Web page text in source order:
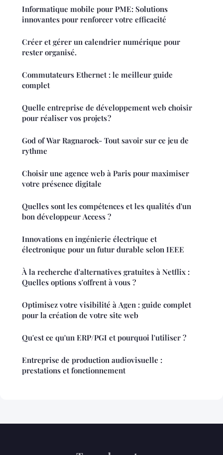
Informatique mobile pour PME: Solutions
innovantes pour renforcer votre efficacité
Créer et gérer un calendrier numérique pour
rester organisé.
Commutateurs Ethernet : le meilleur guide
complet
Quelle entreprise de développement web choisir
pour réaliser vos projets ?
God of War Ragnarock- Tout savoir sur ce jeu de
rythme
Choisir une agence web à Paris pour maximiser
votre présence digitale
Quelles sont les compétences et les qualités d'un
bon développeur Access ?
Innovations en ingénierie électrique et
électronique pour un futur durable selon IEEE
À la recherche d'alternatives gratuites à Netflix :
Quelles options s'offrent à vous ?
Optimisez votre visibilité à Agen : guide complet
pour la création de votre site web
Qu'est ce qu'un ERP/PGI et pourquoi l'utiliser ?
Entreprise de production audiovisuelle :
prestations et fonctionnement